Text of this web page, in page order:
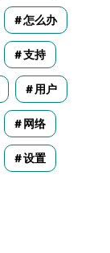
怎么办
支持
用户
网络
设置